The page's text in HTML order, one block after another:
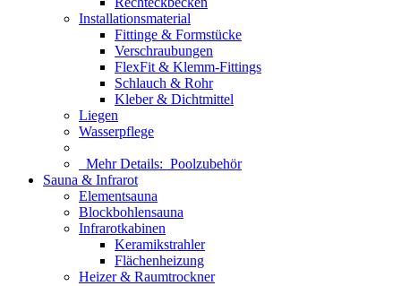
Installationsmaterial
Fittinge & Formstücke
Verschraubungen
FlexFit & Klemm-Fittings
Schlauch & Rohr
Kleber & Dichtmittel
Liegen
Wasserpflege
Mehr Details: Poolzubehör
Sauna & Infrarot
Elementsauna
Blockbohlensauna
Infrarotkabinen
Keramikstrahler
Flächenheizung
Heizer & Raumtrockner